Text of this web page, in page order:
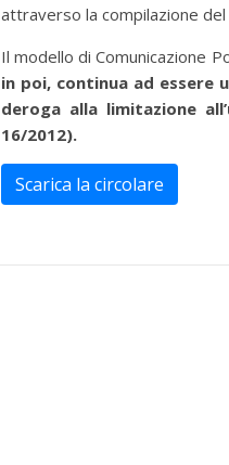
attraverso la compilazione
Il modello di Comunicazione
in poi, continua ad essere
deroga alla limitazione
16/2012).
Scarica la circolare